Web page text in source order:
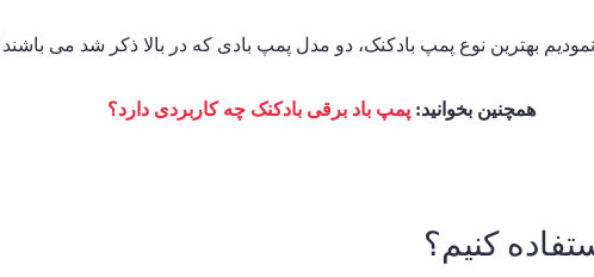
بهترین نوع پمپ بادکنک، دو مدل پمپ بادی که در بالا ذکر شد می
همچنین بخوانید:پمپ باد برقی بادکنک چه کاربردی دارد؟
کنیم؟